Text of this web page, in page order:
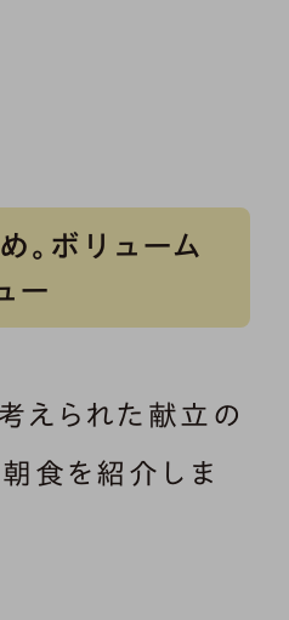
。ボリューム
ー
えられた献立の
朝食を紹介しま